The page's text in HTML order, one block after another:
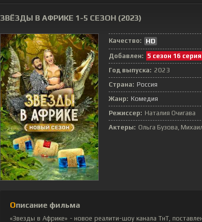
ЗВЁЗДЫ В АФРИКЕ 1-5 СЕЗОН (2023)
Качество:
HD
Добавлен: 5 сезон 16 серия
Год выпуска: 2023
Страна: Россия
Жанр: Комедия
Режиссер: Наталия Очигава
Актеры: Ольга Бузова,
Описание фильма
«Звезды в Африке» - новое реалити-шоу канала ТнТ,